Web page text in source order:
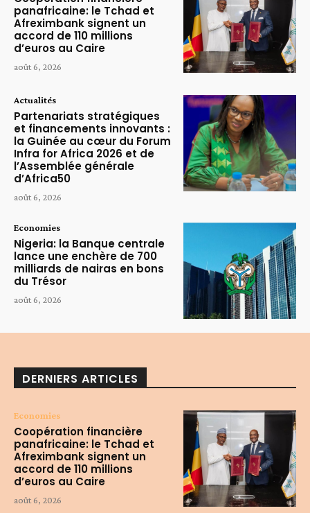
panafricaine: le Tchad et
Afreximbank signent un
accord de 110 millions
d’euros au Caire
août 6, 2026
Actualités
Partenariats stratégiques
et financements innovants :
la Guinée au cœur du Forum
Infra for Africa 2026 et de
l’Assemblée générale
d’Africa50
août 6, 2026
Economies
Nigeria: la Banque centrale
lance une enchère de 700
milliards de nairas en bons
du Trésor
août 6, 2026
DERNIERS ARTICLES
Economies
Coopération financière
panafricaine: le Tchad et
Afreximbank signent un
accord de 110 millions
d’euros au Caire
août 6, 2026